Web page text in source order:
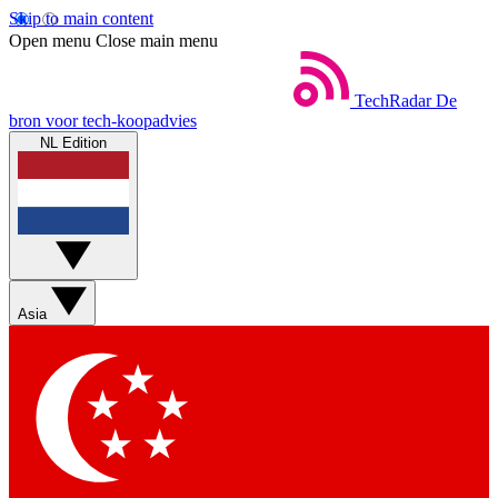
Skip to main content
Open menu Close main menu
TechRadar De
bron voor tech-koopadvies
NL Edition
Asia